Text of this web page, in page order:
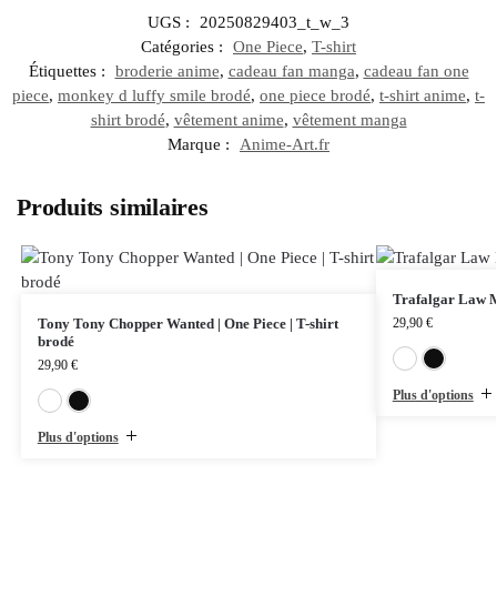
UGS :
20250829403_t_w_3
Catégories :
One Piece, T-shirt
Étiquettes :
broderie anime, cadeau fan manga, cadeau fan one
piece, monkey d luffy smile brodé, one piece brodé, t-shirt anime, t-
shirt brodé, vêtement anime, vêtement manga
Marque :
Anime-Art.fr
Produits similaires
Tony Tony Chopper Wanted | One Piece | T-shirt
brodé
29,90 €
Plus d'options
Trafalgar Law
29,90 €
Plus d'options